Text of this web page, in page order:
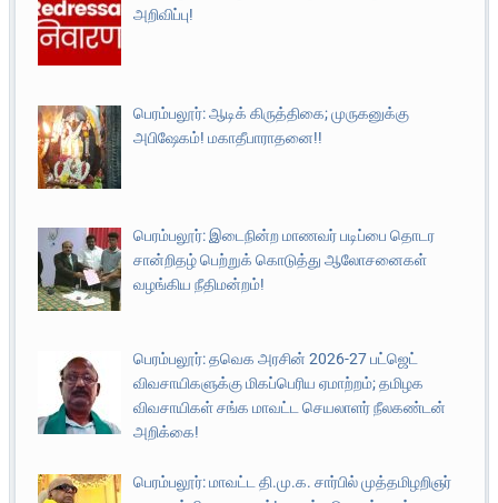
அறிவிப்பு!
பெரம்பலூர்: ஆடிக் கிருத்திகை; முருகனுக்கு
அபிஷேகம்! மகாதீபாராதனை!!
பெரம்பலூர்: இடைநின்ற மாணவர் படிப்பை தொடர
சான்றிதழ் பெற்றுக் கொடுத்து ஆலோசனைகள்
வழங்கிய நீதிமன்றம்!
பெரம்பலூர்: தவெக அரசின் 2026-27 பட்ஜெட்
விவசாயிகளுக்கு மிகப்பெரிய ஏமாற்றம்; தமிழக
விவசாயிகள் சங்க மாவட்ட செயலாளர் நீலகண்டன்
அறிக்கை!
பெரம்பலூர்: மாவட்ட தி.மு.க. சார்பில் முத்தமிழறிஞர்